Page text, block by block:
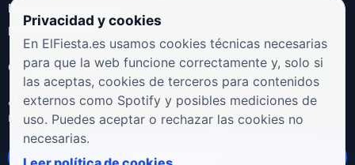
Política de privacidad
Política de cookies
COLABORA
¿Eres artista, manager, sello o promotor? Envíanos tus
novedades, galas, entrevistas o propuestas musicales.
Enviar propuesta
Privacidad y cookies
En ElFiesta.es usamos cookies técnicas necesarias
para que la web funcione correctamente y, solo si
las aceptas, cookies de terceros para contenidos
externos como Spotify y posibles mediciones de
uso. Puedes aceptar o rechazar las cookies no
necesarias.